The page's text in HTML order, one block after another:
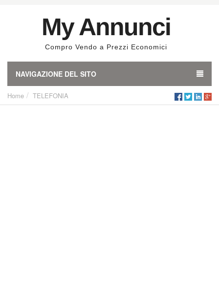
My Annunci
Compro Vendo a Prezzi Economici
NAVIGAZIONE DEL SITO
Home TELEFONIA